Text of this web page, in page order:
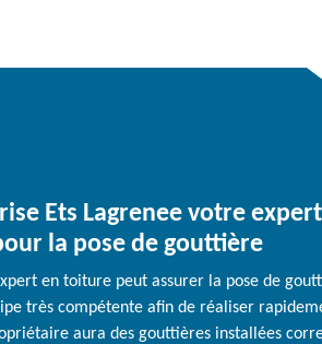
Ets Lagrenee votre
la pose de gouttière
en toiture peut assurer la pose de
très compétente afin de réaliser
aura des gouttières installées